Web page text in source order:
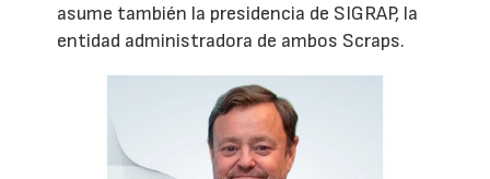
asume también la presidencia de SIGRAP, la
entidad administradora de ambos Scraps.